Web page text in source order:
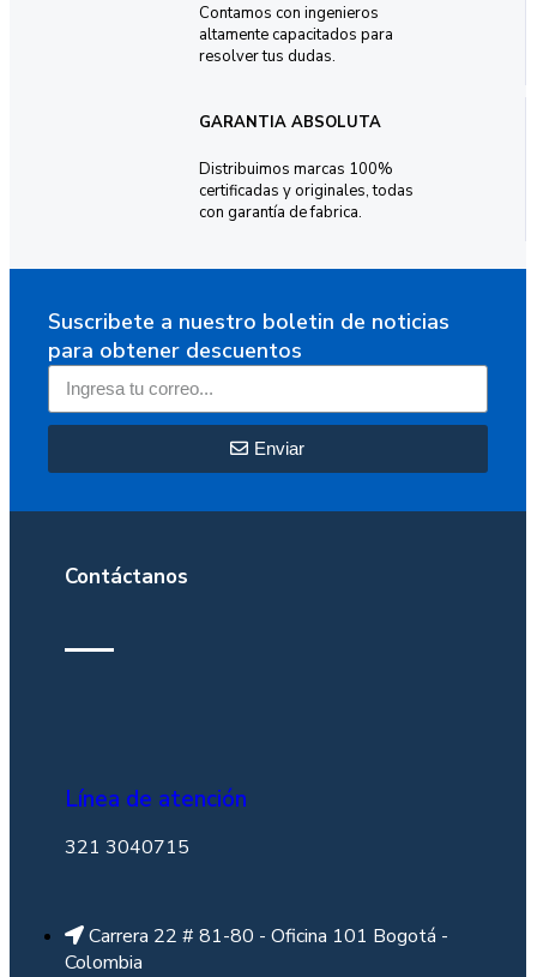
Contamos con ingenieros
altamente capacitados para
resolver tus dudas.
GARANTIA ABSOLUTA
Distribuimos marcas 100%
certificadas y originales, todas
con garantía de fabrica.
Suscribete a nuestro boletin de noticias
para obtener descuentos
Enviar
Contáctanos
Línea de atención
321 3040715
Carrera 22 # 81-80 - Oficina 101 Bogotá -
Colombia